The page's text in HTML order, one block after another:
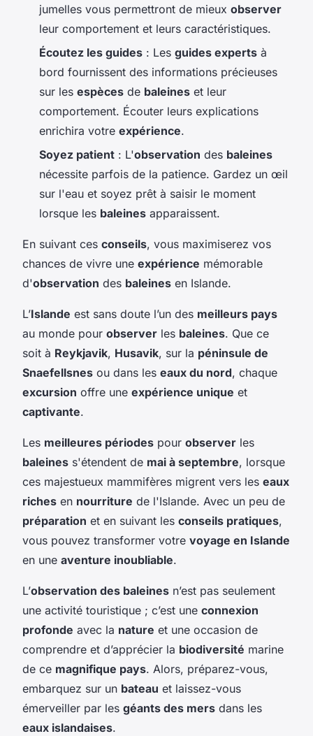
jumelles vous permettront de mieux observer
leur comportement et leurs caractéristiques.
Écoutez les guides : Les guides experts à
bord fournissent des informations précieuses
sur les espèces de baleines et leur
comportement. Écouter leurs explications
enrichira votre expérience.
Soyez patient : L'observation des baleines
nécessite parfois de la patience. Gardez un œil
sur l'eau et soyez prêt à saisir le moment
lorsque les baleines apparaissent.
En suivant ces conseils, vous maximiserez vos
chances de vivre une expérience mémorable
d'observation des baleines en Islande.
L’Islande est sans doute l’un des meilleurs pays
au monde pour observer les baleines. Que ce
soit à Reykjavik, Husavik, sur la péninsule de
Snaefellsnes ou dans les eaux du nord, chaque
excursion offre une expérience unique et
captivante.
Les meilleures périodes pour observer les
baleines s'étendent de mai à septembre, lorsque
ces majestueux mammifères migrent vers les eaux
riches en nourriture de l'Islande. Avec un peu de
préparation et en suivant les conseils pratiques,
vous pouvez transformer votre voyage en Islande
en une aventure inoubliable.
L’observation des baleines n’est pas seulement
une activité touristique ; c’est une connexion
profonde avec la nature et une occasion de
comprendre et d’apprécier la biodiversité marine
de ce magnifique pays. Alors, préparez-vous,
embarquez sur un bateau et laissez-vous
émerveiller par les géants des mers dans les
eaux islandaises.